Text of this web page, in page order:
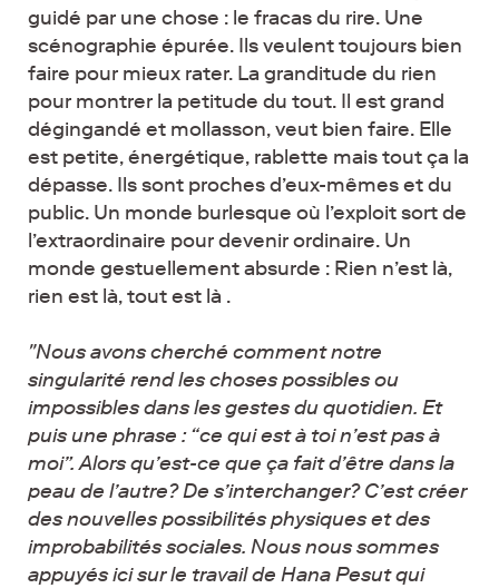
guidé par une chose : le fracas du rire. Une
scénographie épurée. Ils veulent toujours bien
faire pour mieux rater. La granditude du rien
pour montrer la petitude du tout. Il est grand
dégingandé et mollasson, veut bien faire. Elle
est petite, énergétique, rablette mais tout ça la
dépasse. Ils sont proches d’eux-mêmes et du
public. Un monde burlesque où l’exploit sort de
l’extraordinaire pour devenir ordinaire. Un
monde gestuellement absurde : Rien n’est là,
rien est là, tout est là .
"Nous avons cherché comment notre
singularité rend les choses possibles ou
impossibles dans les gestes du quotidien. Et
puis une phrase : “ce qui est à toi n’est pas à
moi”. Alors qu’est-ce que ça fait d’être dans la
peau de l’autre? De s’interchanger? C’est créer
des nouvelles possibilités physiques et des
improbabilités sociales. Nous nous sommes
appuyés ici sur le travail de Hana Pesut qui